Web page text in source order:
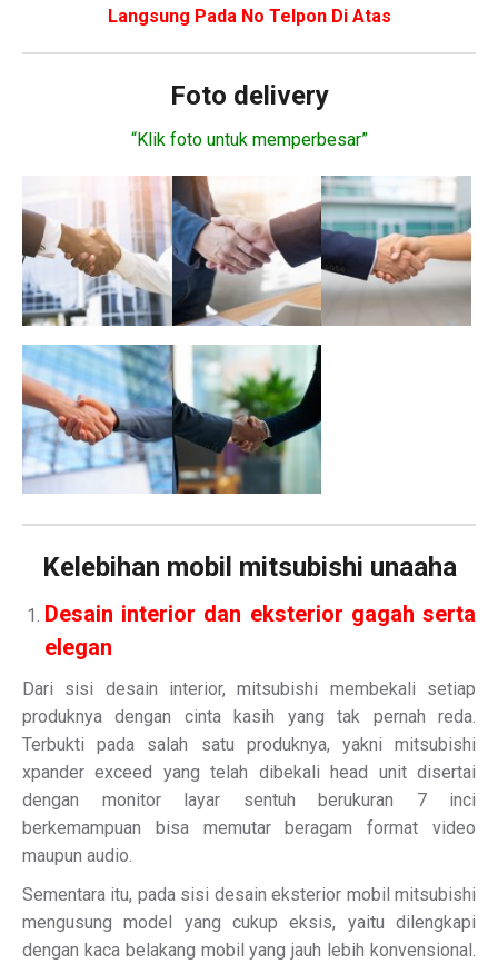
Langsung Pada No Telpon Di Atas
Foto delivery
“Klik foto untuk memperbesar”
Kelebihan mobil mitsubishi unaaha
Desain interior dan eksterior gagah serta
elegan
Dari sisi desain interior, mitsubishi membekali setiap
produknya dengan cinta kasih yang tak pernah reda.
Terbukti pada salah satu produknya, yakni mitsubishi
xpander exceed yang telah dibekali head unit disertai
dengan monitor layar sentuh berukuran 7 inci
berkemampuan bisa memutar beragam format video
maupun audio.
Sementara itu, pada sisi desain eksterior mobil mitsubishi
mengusung model yang cukup eksis, yaitu dilengkapi
dengan kaca belakang mobil yang jauh lebih konvensional.